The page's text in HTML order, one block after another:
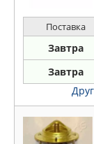
Поставка
Завтра
Завтра